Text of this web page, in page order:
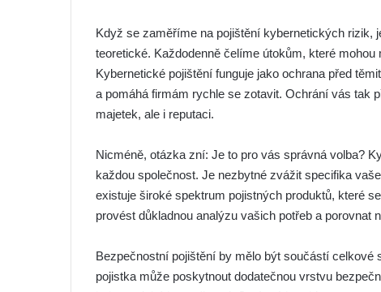
Když se zaměříme na pojištění kybernetických rizik,
teoretické. Každodenně čelíme útokům, které
Kybernetické pojištění funguje jako ochrana před
a pomáhá firmám rychle se zotavit. Ochrání vás tak
majetek, ale i reputaci.
Nicméně, otázka zní: Je to pro vás správná volba?
každou společnost. Je nezbytné zvážit specifika
existuje široké spektrum pojistných produktů, které
provést důkladnou analýzu vašich potřeb a porovnat
Bezpečnostní pojištění by mělo být součástí
pojistka může poskytnout dodatečnou vrstvu